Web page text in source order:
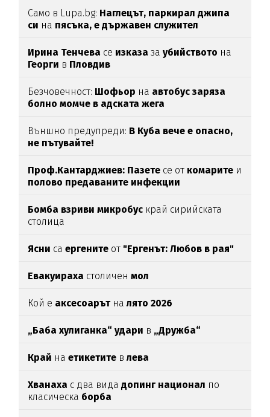
Само в Lupa.bg: Наглецът, паркирал джипа
си на пясъка, е държавен служител
Ирина Тенчева се изказазаубийството на
Георги в Пловдив
Безчовечност: Шофьор на автобус заряза
болно момче в адската жега
Външно предупреди: В Куба вече е опасно,
не пътувайте!
Проф.Кантарджиев: Пазете се от комарите и
полово предаваните инфекции
Бомба взриви микробус край сирийската
столица
Ясни са ергените от "Ергенът: Любов в рая"
Евакуираха столиченмол
Кой е аксесоарътналято 2026
„Баба хулиганка“ удари в „Дружба“
Край наетикетите влева
Хванаха с два видадопинг национал по
класическа борба